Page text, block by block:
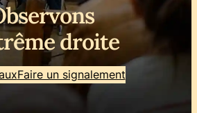
droite
Faire un signalement